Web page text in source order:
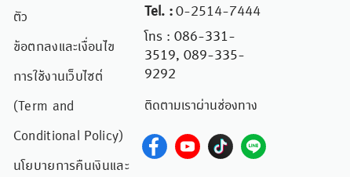
ตัว
ข้อตกลงและเงื่อนไข
การใช้งานเว็บไซต์
(Term and
Conditional Policy)
นโยบายการคืนเงินและ
Tel. :0-2514-7444
โทร : 086-331-
3519, 089-335-
9292
ติดตามเราผ่านช่องทาง